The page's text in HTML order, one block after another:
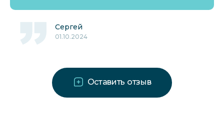
Сергей
01.10.2024
Оставить отзыв